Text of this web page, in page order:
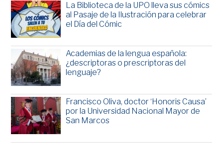
La Biblioteca de la UPO lleva sus cómics
al Pasaje de la Ilustración para celebrar
el Día del Cómic
Academias de la lengua española:
¿descriptoras o prescriptoras del
lenguaje?
Francisco Oliva, doctor ‘Honoris Causa’
por la Universidad Nacional Mayor de
San Marcos